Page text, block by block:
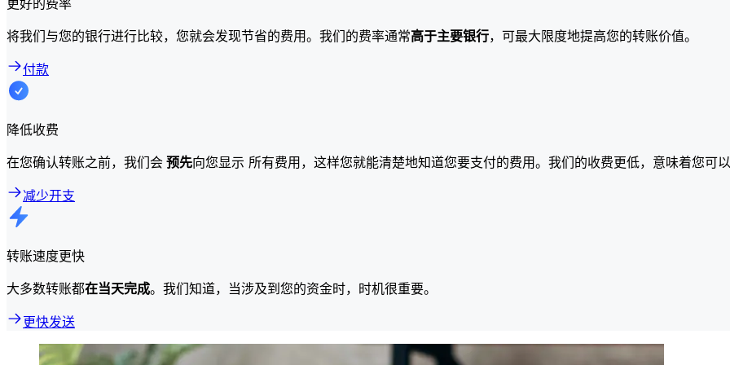
将我们与您的银行进行比较，您就会发现节省的费用。我们的费率通常高于主要银行，可最大限度地提高您的转账价值。
付款
降低收费
在您确认转账之前，我们会 预先向您显示 所有费用，这样您就能清楚地知道您要支付的费用。我们的收费更低，意味着您可以
减少开支
转账速度更快
大多数转账都在当天完成。我们知道，当涉及到您的资金时，时机很重要。
更快发送